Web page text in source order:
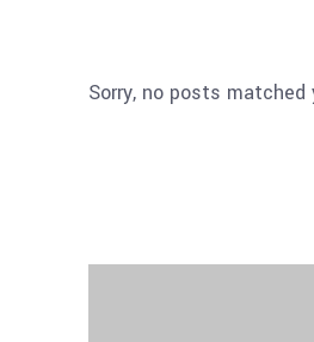
Sorry, no posts matched